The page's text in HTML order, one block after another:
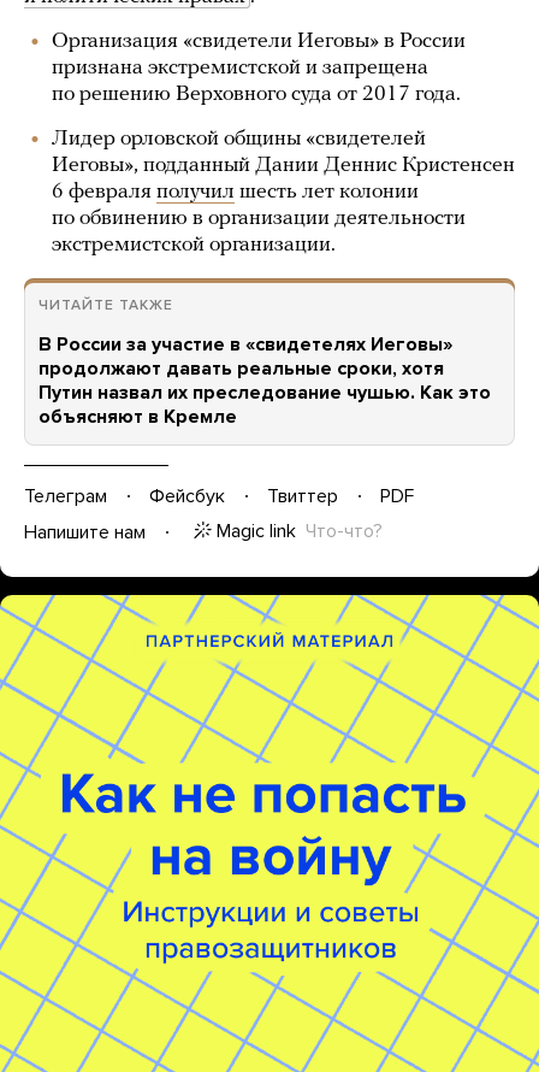
Организация «свидетели Иеговы» в России
признана экстремистской и запрещена
по решению Верховного суда от 2017 года.
Лидер орловской общины «свидетелей
Иеговы», подданный Дании Деннис Кристенсен
6 февраля получил шесть лет колонии
по обвинению в организации деятельности
экстремистской организации.
ЧИТАЙТЕ ТАКЖЕ
В России за участие в «свидетелях Иеговы»
продолжают давать реальные сроки, хотя
Путин назвал их преследование чушью. Как это
объясняют в Кремле
Телеграм Фейсбук Твиттер
PDF
Напишите нам
Magic link Что-что?